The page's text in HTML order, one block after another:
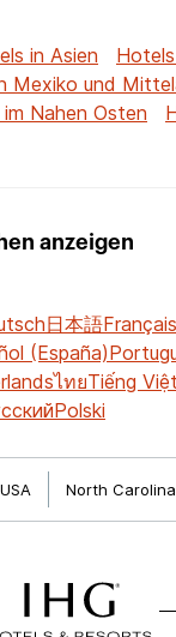
in Asien
Mexiko und
Nahen Osten
anzeigen
日本語Français
(España)
ไทยTiếng Việt
Polski
USA North Carolina